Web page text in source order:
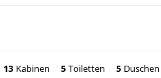
13 Kabinen 5 Toiletten 5 Duschen